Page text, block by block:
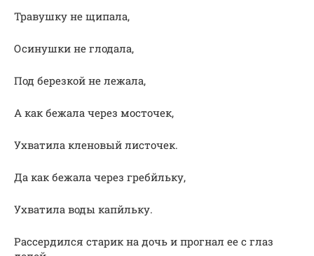
Травушку не щипала,
Осинушки не глодала,
Под березкой не лежала,
А как бежала через мосточек,
Ухватила кленовый листочек.
Да как бежала через гребйльку,
Ухватила воды капйльку.
Рассердился старик на дочь и прогнал ее с глаз